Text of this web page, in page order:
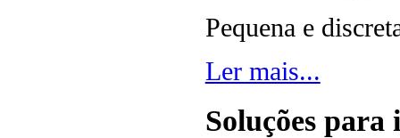
Pequena e
Ler mais...
Soluções para